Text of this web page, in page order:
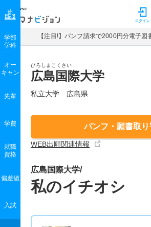
マナビジョン ログイン
【注目!】パンフ請求で2000円分電子図
ひろしまこくさい
広島国際大学
私立大学 広島県
パンフ・願書取
WEB出願関連情報
学部
学科
オー
キャン
先輩
学費
就職
資格
偏差値
入試
広島国際大学/
私のイチオシ